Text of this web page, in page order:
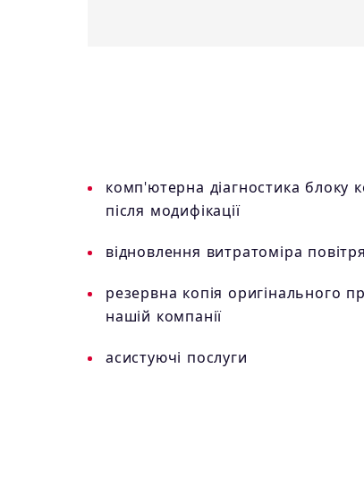
комп'ютерна діагностика блоку
після модифікації
відновлення витратоміра
резервна копія оригінального
нашій компанії
асистуючі послуги